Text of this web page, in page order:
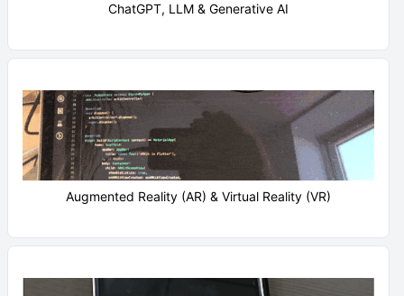
ChatGPT, LLM & Generative AI
Augmented Reality (AR) & Virtual Reality (VR)